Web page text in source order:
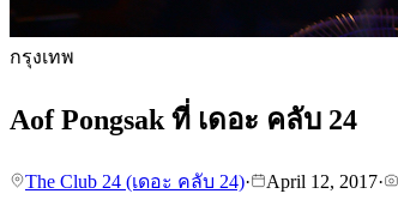
กรุงเทพ
Aof Pongsak ที่ เดอะ คลับ 24
The Club 24 (เดอะ คลับ 24)· April 12, 2017·